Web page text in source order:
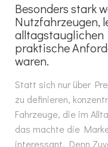
Besonders stark
Nutzfahrzeugen,
alltagstauglichen
praktische
waren.
Statt sich nur über
zu definieren,
Fahrzeuge, die im
das machte die
interessant. Denn